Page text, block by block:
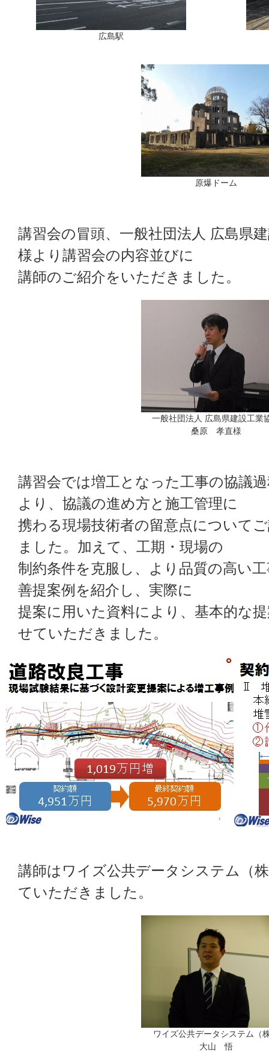
広島駅
原爆ドーム
講習会の冒頭、一般社団法人 広島県
様より講習会の内容並びに
講師のご紹介をいただきました。
一般社団法人 広島県建設工業
桑原 孝直様
講習会では増工となった工事の協議
より、協議の進め方と施工管理に
携わる現場技術者の留意点について
ました。加えて、工期・現場の
制約条件を克服し、より品質の高い
善提案例を紹介し、実際に
提案に用いた資料により、基本的な
せていただきました。
講師はワイズ公共データシステム（
ていただきました。
ワイズ公共データシステム（
大山 悟